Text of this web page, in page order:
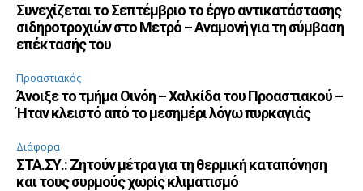
Συνεχίζεται το Σεπτέμβριο το έργο αντικατάστασης
σιδηροτροχιών στο Μετρό – Αναμονή για τη σύμβαση
επέκτασής του
Προαστιακός
Άνοιξε το τμήμα Οινόη – Χαλκίδα του Προαστιακού –
Ήταν κλειστό από το μεσημέρι λόγω πυρκαγιάς
Διάφορα
ΣΤΑ.ΣΥ.: Ζητούν μέτρα για τη θερμική καταπόνηση
και τους συρμούς χωρίς κλιματισμό